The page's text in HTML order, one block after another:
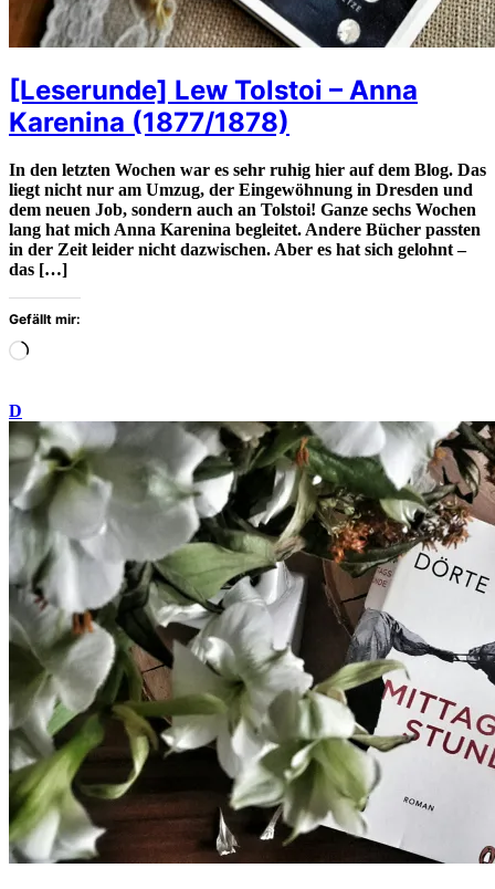
[Leserunde] Lew Tolstoi – Anna
Karenina (1877/1878)
In den letzten Wochen war es sehr ruhig hier auf dem Blog. Das
liegt nicht nur am Umzug, der Eingewöhnung in Dresden und
dem neuen Job, sondern auch an Tolstoi! Ganze sechs Wochen
lang hat mich Anna Karenina begleitet. Andere Bücher passten
in der Zeit leider nicht dazwischen. Aber es hat sich gelohnt –
das […]
Gefällt mir:
Wird
D